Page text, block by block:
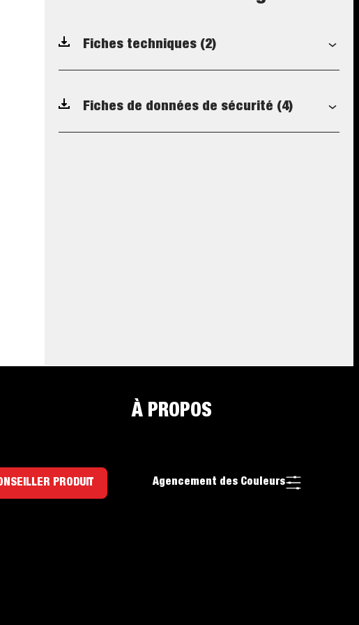
Fiches techniques (2)
Fiches de données de sécurité (4)
À PROPOS
PRODUIT Agencement des Couleurs